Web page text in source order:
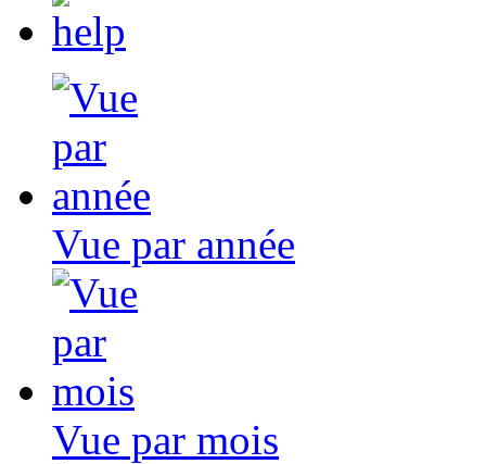
Vue par année
Vue par mois